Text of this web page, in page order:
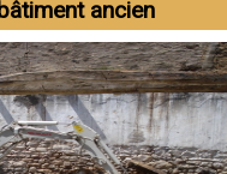
ancien